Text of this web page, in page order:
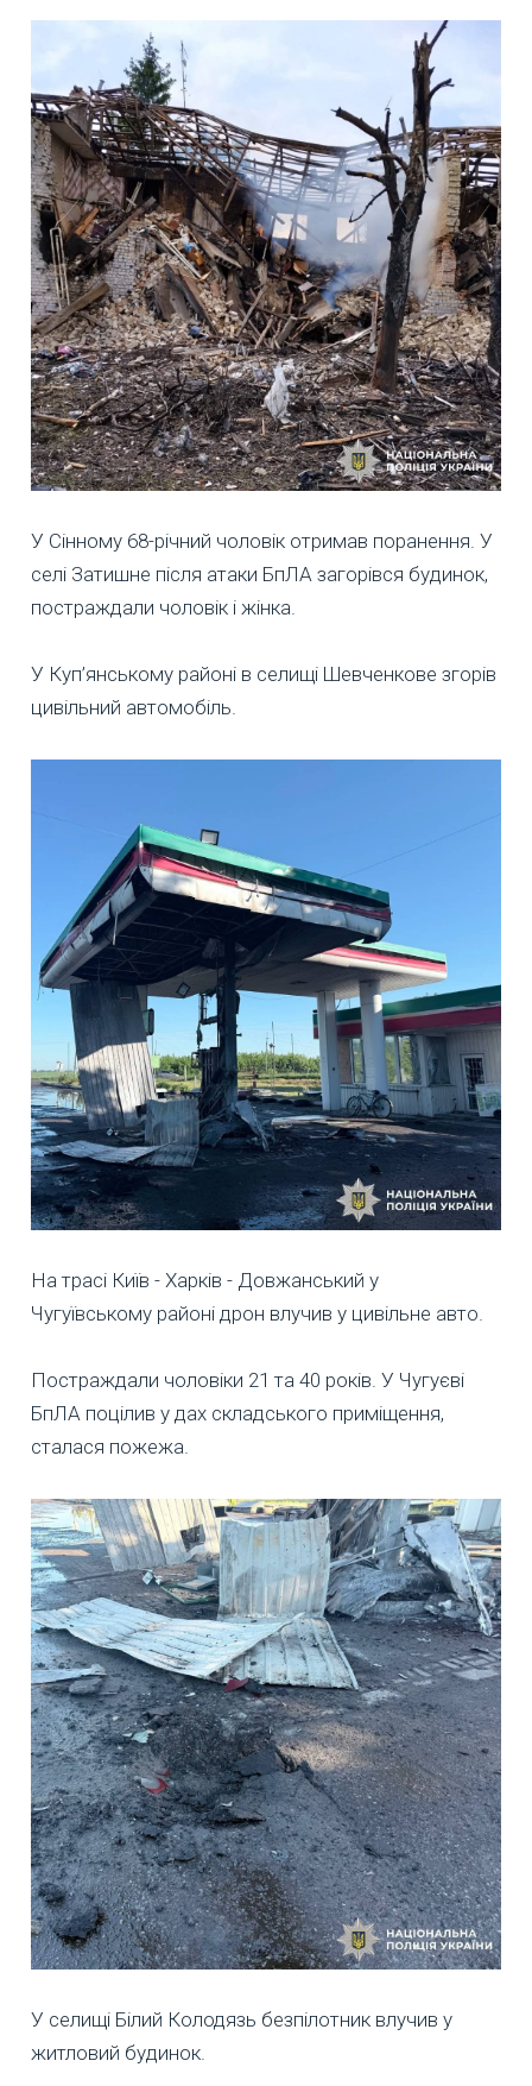
У Сінному 68-річний чоловік отримав поранення. У
селі Затишне після атаки БпЛА загорівся будинок,
постраждали чоловік і жінка.
У Куп’янському районі в селищі Шевченкове згорів
цивільний автомобіль.
На трасі Київ - Харків - Довжанський у
Чугуївському районі дрон влучив у цивільне авто.
Постраждали чоловіки 21 та 40 років. У Чугуєві
БпЛА поцілив у дах складського приміщення,
сталася пожежа.
У селищі Білий Колодязь безпілотник влучив у
житловий будинок.